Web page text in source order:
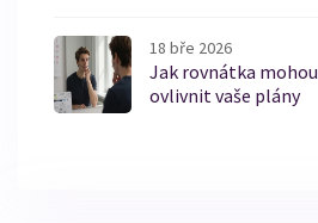
18 bře 2026
Jak rovnátka mohou
ovlivnit vaše plány